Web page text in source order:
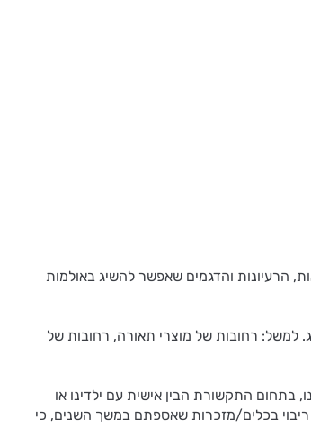
הרעיונות והדגמים שאפשר להשיג באולמות
למשל: רחובות של מוצרי תאורה, רחובות של
בתחום התקשורת הבין אישית עם ילדינו או
בכלים/מזכרות שאספתם במשך השנים, כי